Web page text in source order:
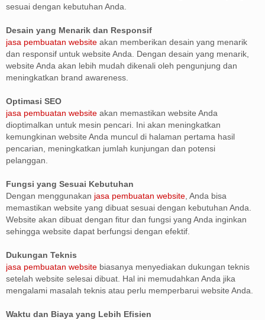
sesuai dengan kebutuhan Anda.
Desain yang Menarik dan Responsif
jasa pembuatan website akan memberikan desain yang menarik
dan responsif untuk website Anda. Dengan desain yang menarik,
website Anda akan lebih mudah dikenali oleh pengunjung dan
meningkatkan brand awareness.
Optimasi SEO
jasa pembuatan website akan memastikan website Anda
dioptimalkan untuk mesin pencari. Ini akan meningkatkan
kemungkinan website Anda muncul di halaman pertama hasil
pencarian, meningkatkan jumlah kunjungan dan potensi
pelanggan.
Fungsi yang Sesuai Kebutuhan
Dengan menggunakan jasa pembuatan website , Anda bisa
memastikan website yang dibuat sesuai dengan kebutuhan Anda.
Website akan dibuat dengan fitur dan fungsi yang Anda inginkan
sehingga website dapat berfungsi dengan efektif.
Dukungan Teknis
jasa pembuatan website biasanya menyediakan dukungan teknis
setelah website selesai dibuat. Hal ini memudahkan Anda jika
mengalami masalah teknis atau perlu memperbarui website Anda.
Waktu dan Biaya yang Lebih Efisien